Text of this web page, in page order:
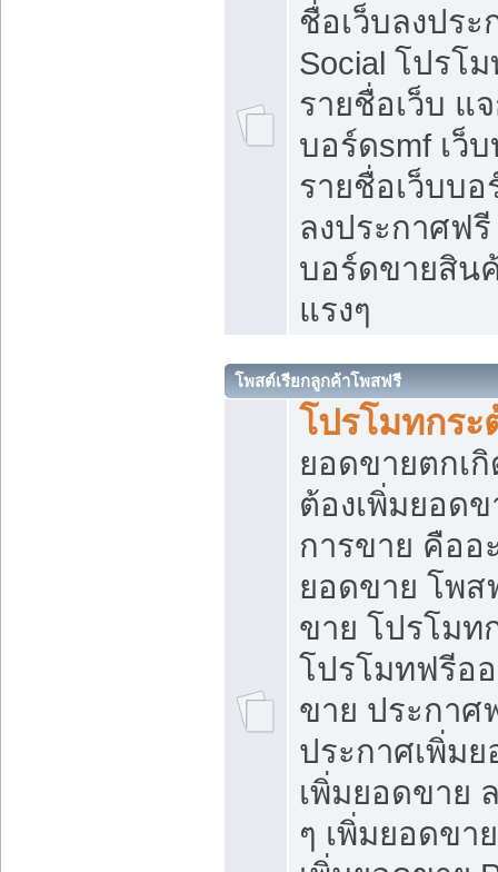
ชื่อเว็บลงปร
Social โปรโ
รายชื่อเว็บ แ
บอร์ดsmf เว็
รายชื่อเว็บบ
ลงประกาศฟรี
บอร์ดขายสิน
แรงๆ
โพสต์เรียกลูกค้าโพสฟรี
โปรโมทกร
ยอดขายตกเ
ต้องเพิ่มยอด
การขาย คืออ
ยอดขาย โพส
ขาย โปรโมท
โปรโมทฟรีอ
ขาย ประกาศ
ประกาศเพิ่ม
เพิ่มยอดขาย
ๆ เพิ่มยอดขา